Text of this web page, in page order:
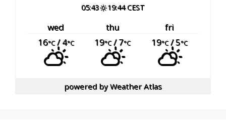
05:43 19:44 CEST
wed thu
fri
16°C/ 4°C 19°C/ 7°C 19°C/ 5°C
powered byWeather Atlas